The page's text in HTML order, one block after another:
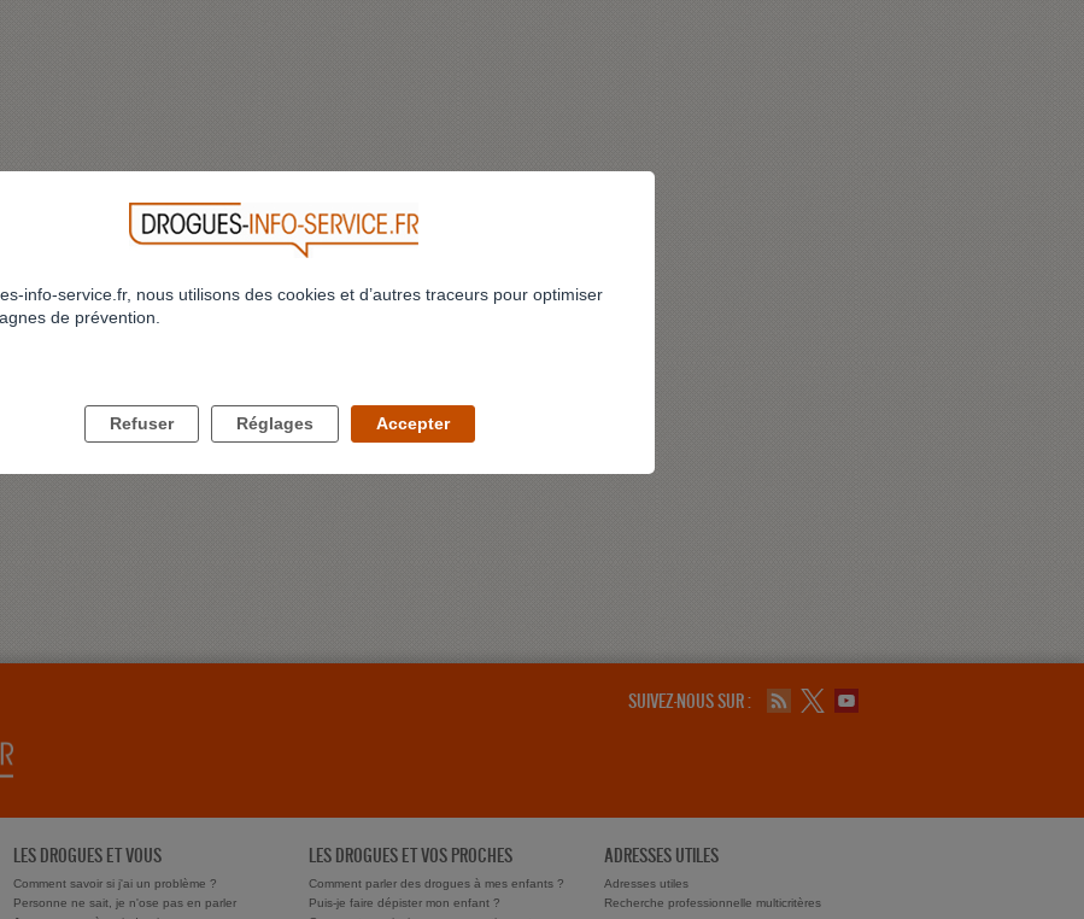
SUIVEZ-NOUS SUR :
LES DROGUES ET VOUS
Comment savoir si j'ai un problème ?
Personne ne sait, je n'ose pas en parler
LES DROGUES ET VOS PROCHES
Comment parler des drogues à mes enfants ?
Puis-je faire dépister mon enfant ?
ADRESSES UTILES
Adresses utiles
Recherche professionnelle multicritères
info-service.fr, nous utilisons des cookies et d’autres traceurs pour optimiser
de prévention.
Refuser Réglages Accepter